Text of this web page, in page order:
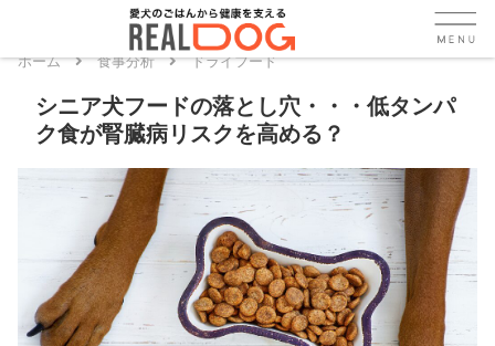
ホーム 食事分析 ドライフード
シニア犬フードの落とし穴・・・低タンパ
ク食が腎臓病リスクを高める？